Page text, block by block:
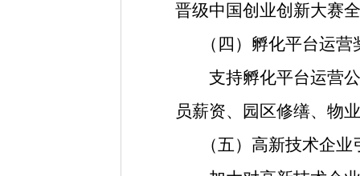
晋级中国创业创新大赛
（四）孵化平台运营
支持孵化平台运营公
员薪资、园区修缮、物
（五）高新技术企